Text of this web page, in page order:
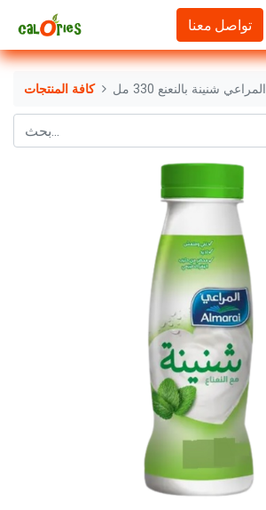
تواصل معنا
كافة المنتجات المراعي شنينة بالنعنع 330 مل